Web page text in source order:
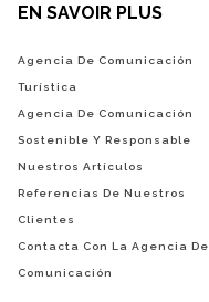
EN SAVOIR PLUS
Agencia De Comunicación
Turística
Agencia De Comunicación
Sostenible Y Responsable
Nuestros Artículos
Referencias De Nuestros
Clientes
Contacta Con La Agencia De
Comunicación